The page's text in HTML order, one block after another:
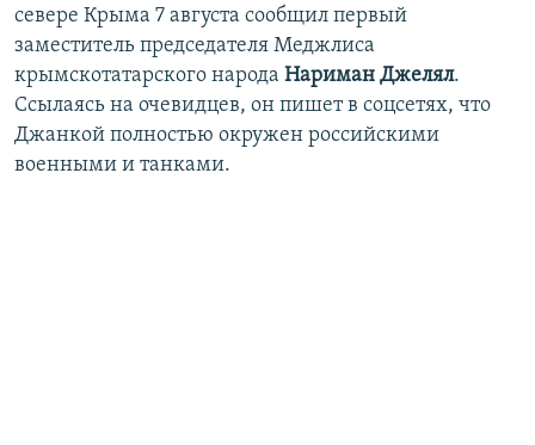
севере Крыма 7 августа сообщил первый
заместитель председателя Меджлиса
крымскотатарского народа Нариман Джелял.
Ссылаясь на очевидцев, он пишет в соцсетях, что
Джанкой полностью окружен российскими
военными и танками.